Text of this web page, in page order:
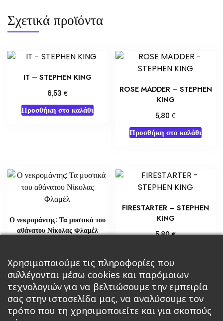
Σχετικά προϊόντα
IT – STEPHEN KING
6,53 €
Προσθήκη στο καλάθι
ROSE MADDER – STEPHEN
KING
5,80€
Προσθήκη στο καλάθι
Ο νεκρομάντης: Τα μυστικά του
αθάνατου Νίκολας Φλαμέλ
Διαβάστε περισσότερα
FIRESTARTER – STEPHEN
KING
5,80€
Χρησιμοποιούμε τις πληροφορίες που
συλλέγονται μέσω cookies και παρόμοιων
τεχνολογιών για να βελτιώσουμε την εμπειρία
σας στην ιστοσελίδα μας, να αναλύσουμε τον
τρόπο που τη χρησιμοποιείτε και για σκοπούς